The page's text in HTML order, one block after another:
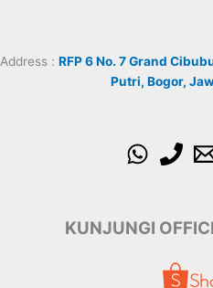
Address : RFP 6 No. 7 Grand
Putri, Bogor,
KUNJUNGI